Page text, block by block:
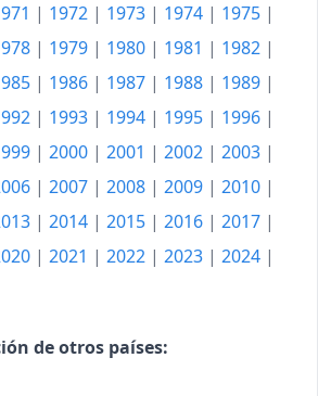
| 1972 | 1973 | 1974 | 1975 |
| 1979 | 1980 | 1981 | 1982 |
| 1986 | 1987 | 1988 | 1989 |
| 1993 | 1994 | 1995 | 1996 |
| 2000 | 2001 | 2002 | 2003 |
| 2007 | 2008 | 2009 | 2010 |
| 2014 | 2015 | 2016 | 2017 |
| 2021 | 2022 | 2023 | 2024 |
de otros países: